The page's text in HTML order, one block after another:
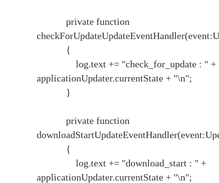
private function
{
log.text += "check_for_update : " +
applicationUpdater.currentState + "\n";
}
private function
{
log.text += "download_start : " +
applicationUpdater.currentState + "\n";